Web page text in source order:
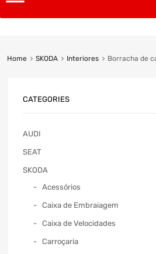
Home SKODA Interiores Borracha de
CATEGORIES
AUDI
SEAT
SKODA
Acessórios
Caixa de Embraiagem
Caixa de Velocidades
Carroçaria